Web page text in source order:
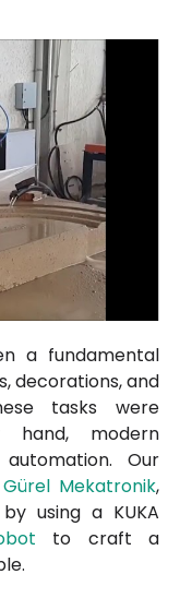
a fundamental
decorations, and
tasks were
hand, modern
Our
Mekatronik,
using a KUKA
to craft a